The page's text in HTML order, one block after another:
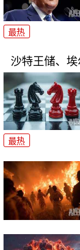
最热
沙特王储、
最热